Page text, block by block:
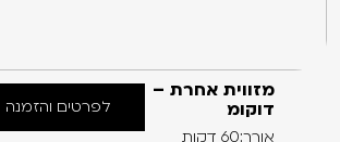
מזווית אחרת –
דוקומ
אורך:60 דקות
לפרטים והזמנה